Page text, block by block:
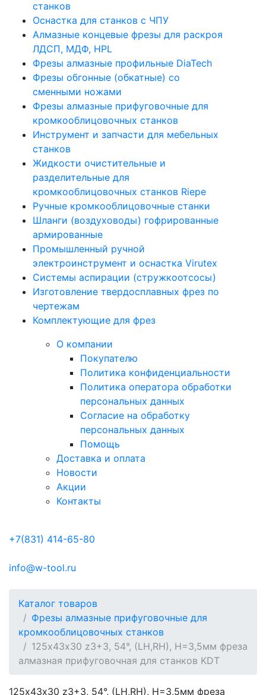
станков
Оснастка для станков с ЧПУ
Алмазные концевые фрезы для раскроя
ЛДСП, МДФ, HPL
Фрезы алмазные профильные DiaTech
Фрезы обгонные (обкатные) со
сменными ножами
Фрезы алмазные прифуговочные для
кромкооблицовочных станков
Инструмент и запчасти для мебельных
станков
Жидкости очистительные и
разделительные для
кромкооблицовочных станков Riepe
Ручные кромкооблицовочные станки
Шланги (воздуховоды) гофрированные
армированные
Промышленный ручной
электроинструмент и оснастка Virutex
Системы аспирации (стружкоотсосы)
Изготовление твердосплавных фрез по
чертежам
Комплектующие для фрез
О компании
Покупателю
Политика конфиденциальности
Политика оператора обработки
персональных данных
Согласие на обработку
персональных данных
Помощь
Доставка и оплата
Новости
Акции
Контакты
+7(831) 414-65-80
info@w-tool.ru
Каталог товаров
Фрезы алмазные прифуговочные для
кромкооблицовочных станков
125х43х30 z3+3, 54°, (LH,RH), H=3,5мм фреза
алмазная прифуговочная для станков KDT
125х43х30 z3+3, 54°, (LH,RH), H=3,5мм фреза